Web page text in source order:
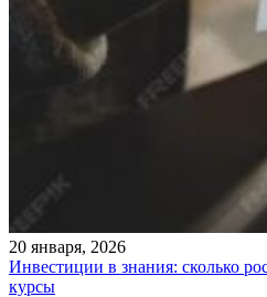
20 января, 2026
Инвестиции в знания: сколько
курсы